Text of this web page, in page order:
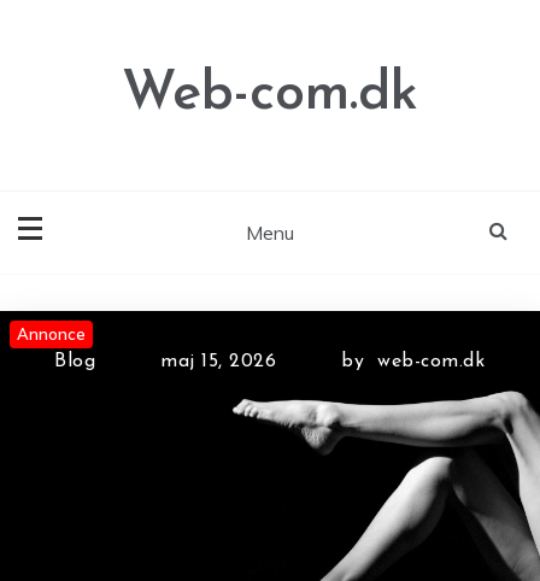
Web-com.dk
Menu
Annonce
Annonce
Blog maj 15, 2026 by web-com.dk
Annonce